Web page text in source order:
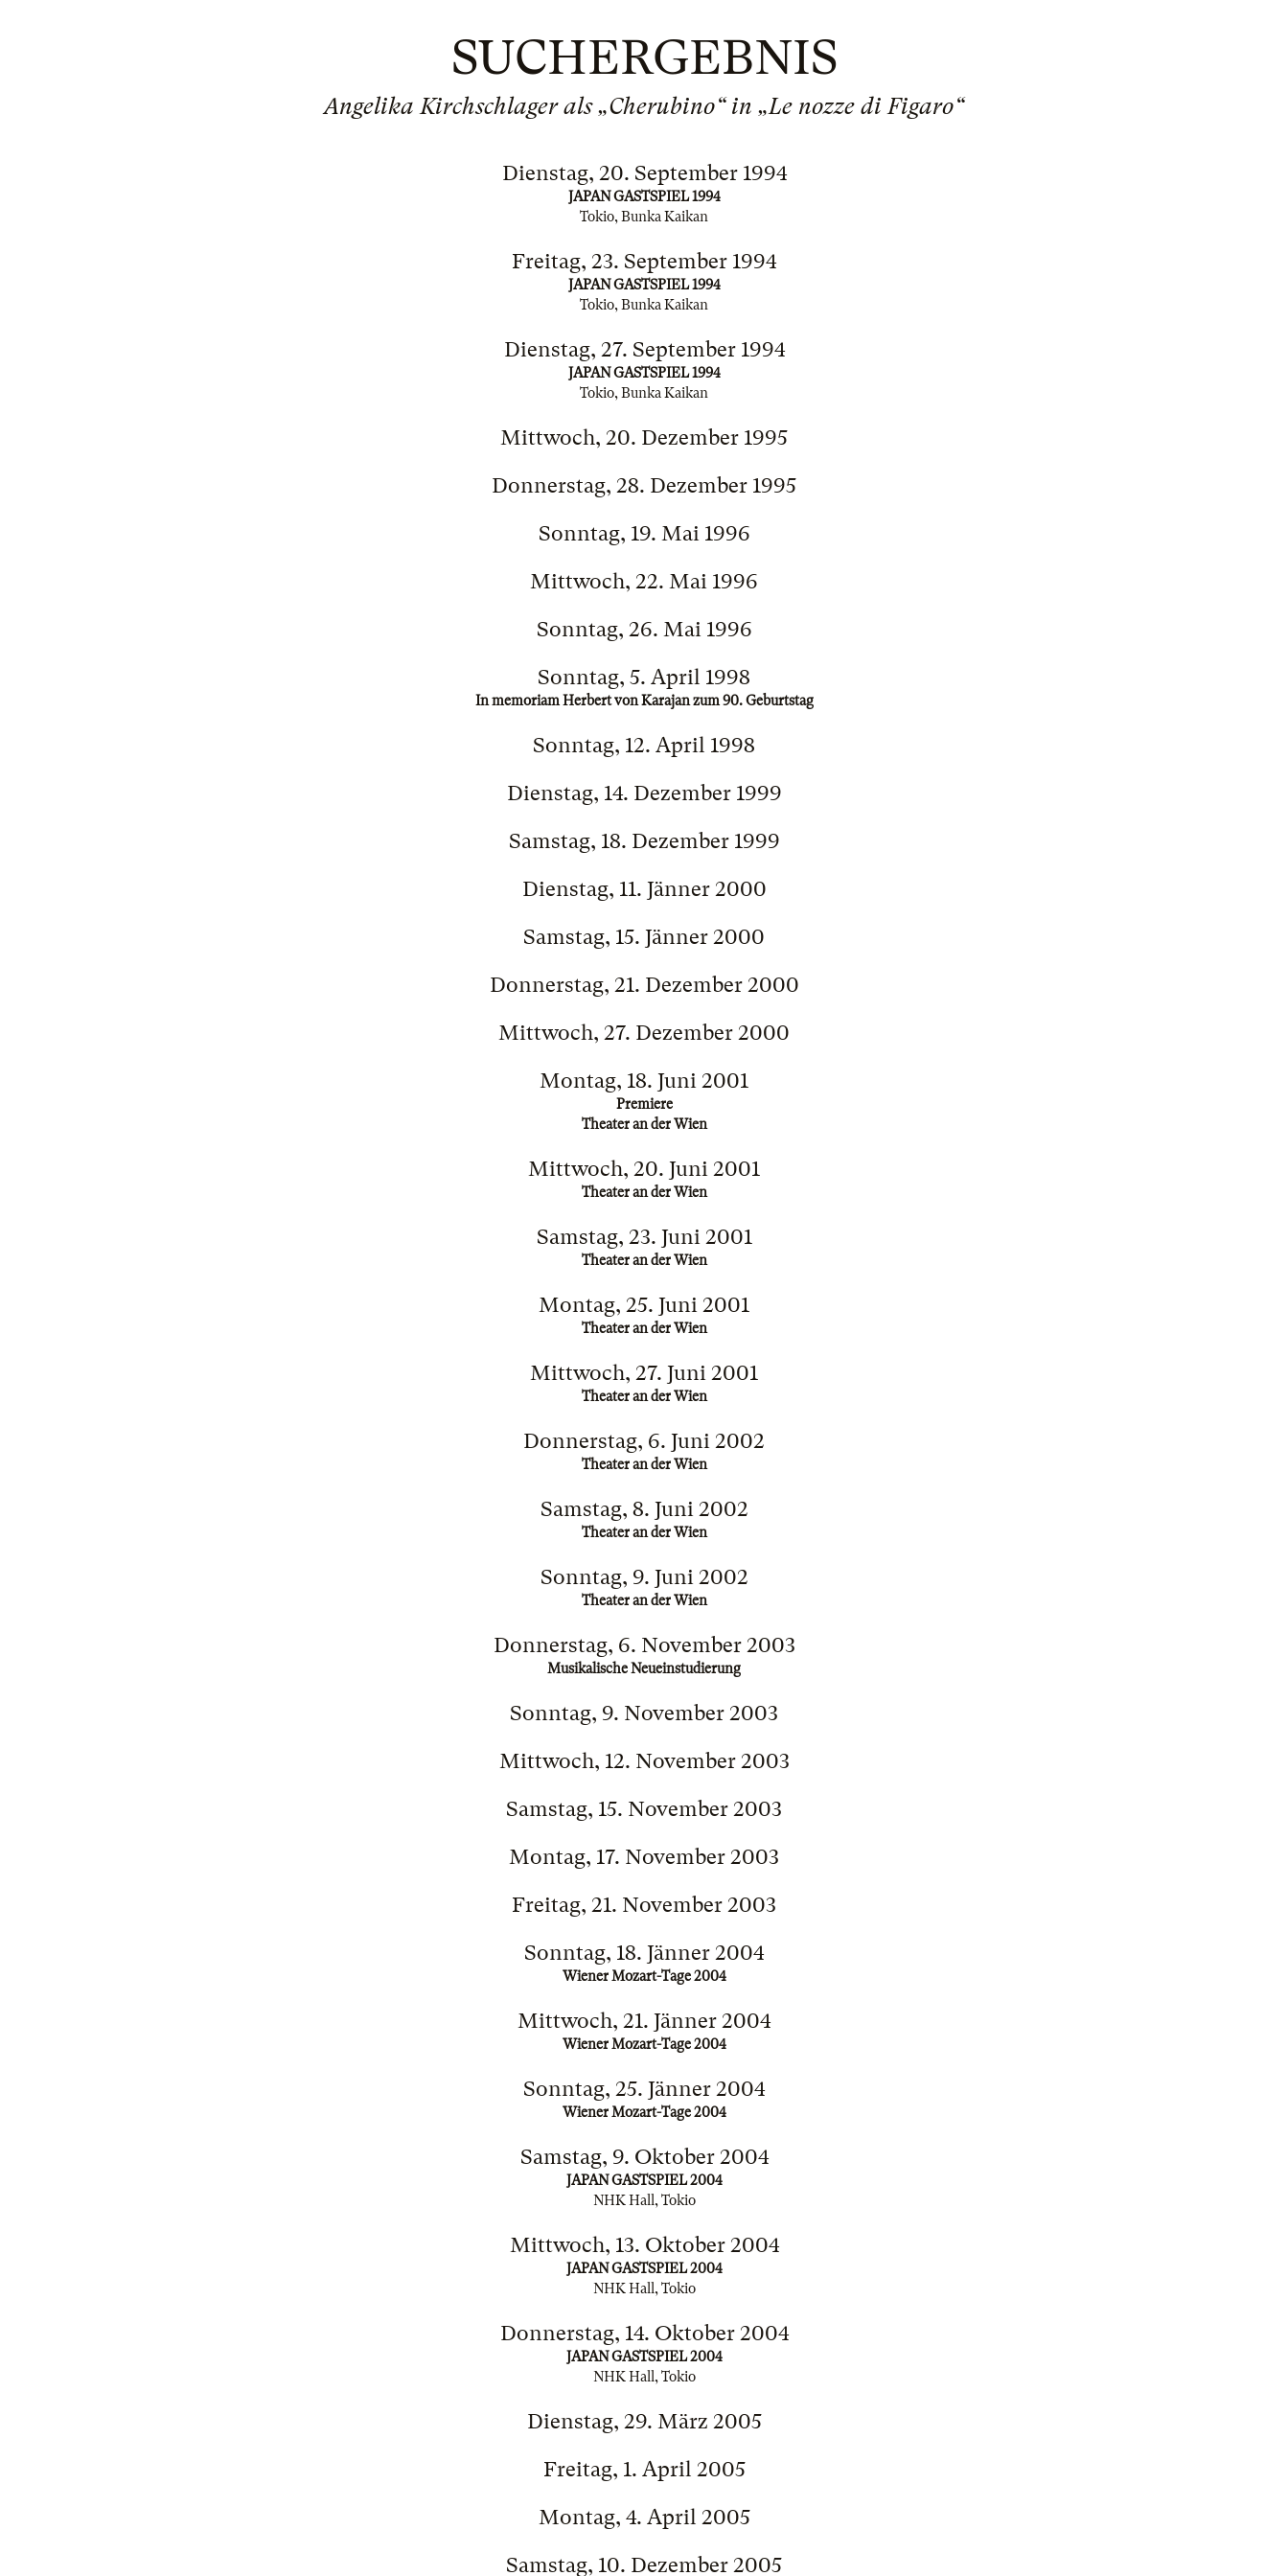
SUCHERGEBNIS
Angelika Kirchschlager als „Cherubino“ in „Le nozze di Figaro“
Dienstag, 20. September 1994
JAPAN GASTSPIEL 1994
Tokio, Bunka Kaikan
Freitag, 23. September 1994
JAPAN GASTSPIEL 1994
Tokio, Bunka Kaikan
Dienstag, 27. September 1994
JAPAN GASTSPIEL 1994
Tokio, Bunka Kaikan
Mittwoch, 20. Dezember 1995
Donnerstag, 28. Dezember 1995
Sonntag, 19. Mai 1996
Mittwoch, 22. Mai 1996
Sonntag, 26. Mai 1996
Sonntag, 5. April 1998
In memoriam Herbert von Karajan zum 90. Geburtstag
Sonntag, 12. April 1998
Dienstag, 14. Dezember 1999
Samstag, 18. Dezember 1999
Dienstag, 11. Jänner 2000
Samstag, 15. Jänner 2000
Donnerstag, 21. Dezember 2000
Mittwoch, 27. Dezember 2000
Montag, 18. Juni 2001
Premiere
Theater an der Wien
Mittwoch, 20. Juni 2001
Theater an der Wien
Samstag, 23. Juni 2001
Theater an der Wien
Montag, 25. Juni 2001
Theater an der Wien
Mittwoch, 27. Juni 2001
Theater an der Wien
Donnerstag, 6. Juni 2002
Theater an der Wien
Samstag, 8. Juni 2002
Theater an der Wien
Sonntag, 9. Juni 2002
Theater an der Wien
Donnerstag, 6. November 2003
Musikalische Neueinstudierung
Sonntag, 9. November 2003
Mittwoch, 12. November 2003
Samstag, 15. November 2003
Montag, 17. November 2003
Freitag, 21. November 2003
Sonntag, 18. Jänner 2004
Wiener Mozart-Tage 2004
Mittwoch, 21. Jänner 2004
Wiener Mozart-Tage 2004
Sonntag, 25. Jänner 2004
Wiener Mozart-Tage 2004
Samstag, 9. Oktober 2004
JAPAN GASTSPIEL 2004
NHK Hall, Tokio
Mittwoch, 13. Oktober 2004
JAPAN GASTSPIEL 2004
NHK Hall, Tokio
Donnerstag, 14. Oktober 2004
JAPAN GASTSPIEL 2004
NHK Hall, Tokio
Dienstag, 29. März 2005
Freitag, 1. April 2005
Montag, 4. April 2005
Samstag, 10. Dezember 2005